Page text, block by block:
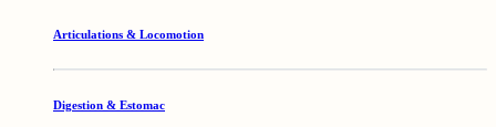
Articulations & Locomotion
Digestion & Estomac